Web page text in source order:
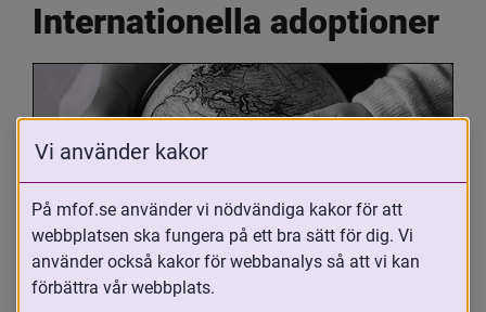
Internationella adoptioner
Oavsett om du är adopterad,
adoptivförälder eller arbetar med
Vi använder kakor
På mfof.se använder vi nödvändiga kakor för att
webbplatsen ska fungera på ett bra sätt för dig. Vi
använder också kakor för webbanalys så att vi kan
förbättra vår webbplats.